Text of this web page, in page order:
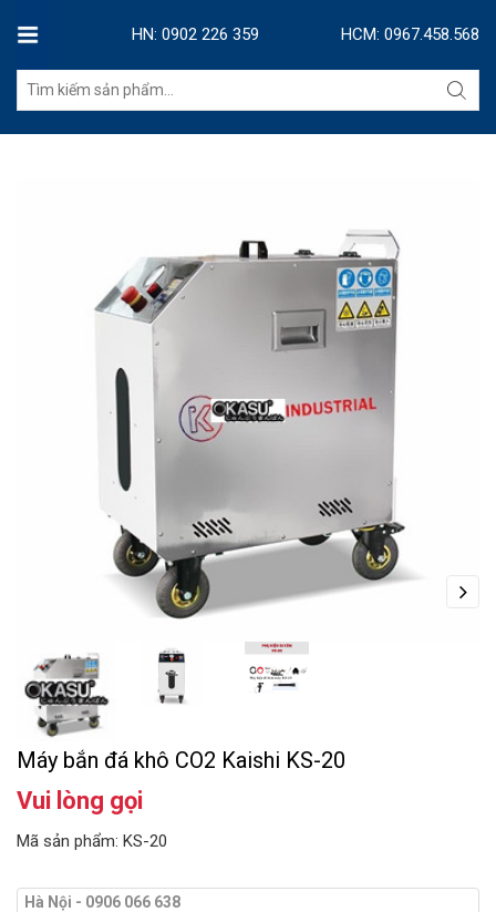
HN: 0902 226 359 HCM: 0967.458.568
Máy bắn đá khô CO2 Kaishi KS-20
Vui lòng gọi
Mã sản phẩm: KS-20
Hà Nội - 0906 066 638